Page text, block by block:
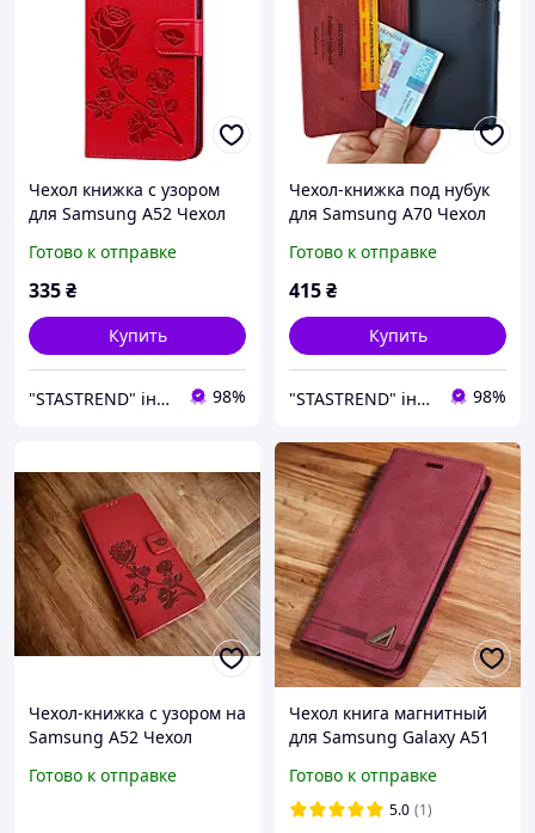
Чехол книжка с узором
для Samsung А52 Чехол
самсунг а52(SM-A525)
Красный
Готово к отправке
335₴
Купить
"STASTREND" інтернет-магазин 98%
Чехол-книжка под нубук
для Samsung А70 Чехол
а70(SM-A705) красный
Готово к отправке
415₴
Купить
"STASTREND" інтернет-магазин 98%
Чехол-книжка с узором на
Samsung А52 Чехол
самсунг а52(A525)
Готово к отправке
Чехол книга магнитный
для Samsung Galaxy А51
а51(SM-A515) Красный
Готово к отправке
5.0 (1)